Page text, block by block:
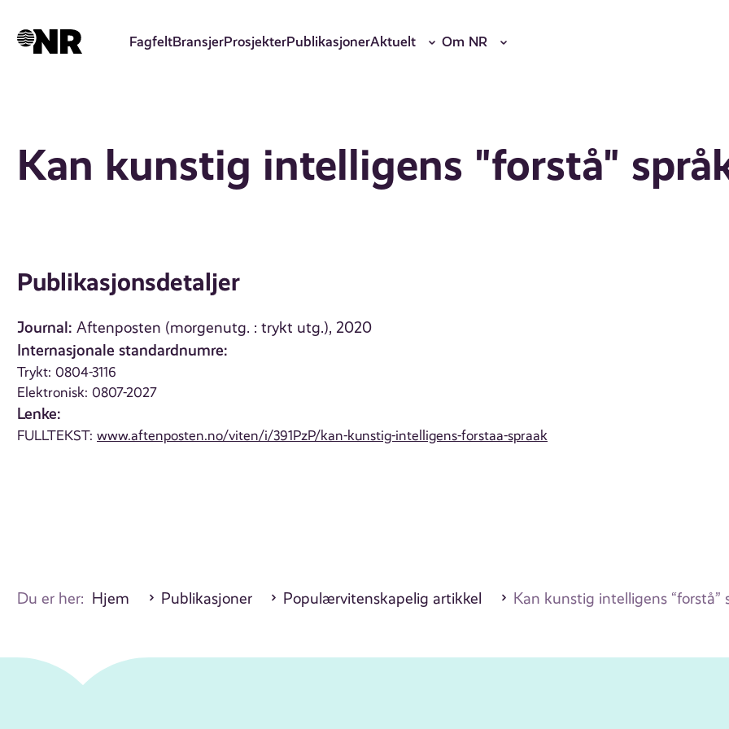
hovedinnhold
FagfeltBransjerProsjekterPublikasjonerAktuelt Om NR
Kan kunstig intelligens "forstå"
Publikasjonsdetaljer
Journal: Aftenposten (morgenutg. : trykt utg.), 2020
Internasjonale standardnumre:
Trykt: 0804-3116
Elektronisk: 0807-2027
Lenke:
FULLTEKST:www.aftenposten.no/viten/i/391PzP/kan-kunstig-intelligens-forstaa-spraak
Du er her: Hjem Publikasjoner Populærvitenskapelig artikkel Kan kunstig intelligens “forstå”